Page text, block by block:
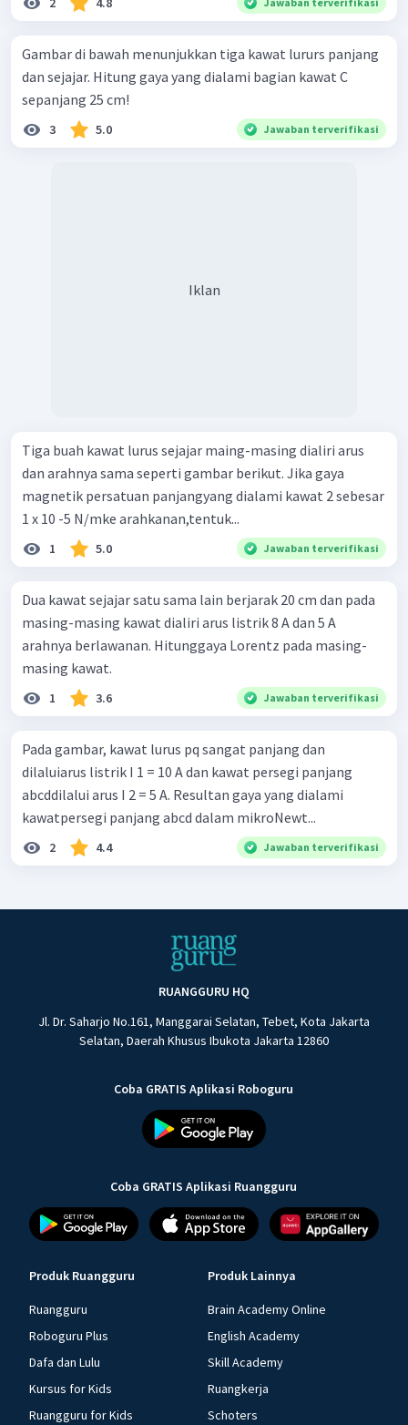
Gambar di bawah menunjukkan tiga kawat lururs panjang
dan sejajar. Hitung gaya yang dialami bagian kawat C
sepanjang 25 cm!
3 5.0 Jawaban terverifikasi
Iklan
Tiga buah kawat lurus sejajar maing-masing dialiri arus
dan arahnya sama seperti gambar berikut. Jika gaya
magnetik persatuan panjangyang dialami kawat 2 sebesar
1 x 10 -5 N/mke arahkanan,tentuk...
1 5.0 Jawaban terverifikasi
Dua kawat sejajar satu sama lain berjarak 20 cm dan pada
masing-masing kawat dialiri arus listrik 8 A dan 5 A
arahnya berlawanan. Hitunggaya Lorentz pada masing-
masing kawat.
1 3.6 Jawaban terverifikasi
Pada gambar, kawat lurus pq sangat panjang dan
dilaluiarus listrik I 1 = 10 A dan kawat persegi panjang
abcddilalui arus I 2 = 5 A. Resultan gaya yang dialami
kawatpersegi panjang abcd dalam mikroNewt...
2 4.4 Jawaban terverifikasi
RUANGGURU HQ
Jl. Dr. Saharjo No.161, Manggarai Selatan, Tebet, Kota Jakarta
Selatan, Daerah Khusus Ibukota Jakarta 12860
Coba GRATIS Aplikasi Roboguru
Coba GRATIS Aplikasi Ruangguru
Produk Ruangguru
Ruangguru
Roboguru Plus
Dafa dan Lulu
Kursus for Kids
Ruangguru for Kids
Produk Lainnya
Brain Academy Online
English Academy
Skill Academy
Ruangkerja
Schoters